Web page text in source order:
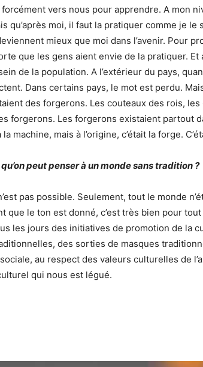
vers nous pour apprendre. A mon
qu’après moi, il faut la pratiquer comme je le
mieux que moi dans l’avenir. Pour
que les gens aient envie de la pratiquer. Et
de la population. A l’extérieur du pays,
Dans certains pays, le mot est perdu.
des forgerons. Les couteaux des rois,
forgerons. Les forgerons existaient partout
machine, mais à l’origine, c’était la forge.
peut penser à un monde sans tradition ?
pas possible. Seulement, tout le monde
que le ton est donné, c’est très bien pour
les jours des initiatives de promotion de la
des sorties de masques
au respect des valeurs culturelles de
qui nous est légué.